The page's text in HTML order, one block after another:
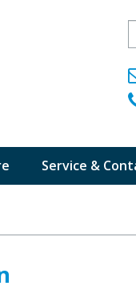
Service &